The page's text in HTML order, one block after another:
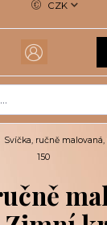
CZK
Svíčka, ručně
150